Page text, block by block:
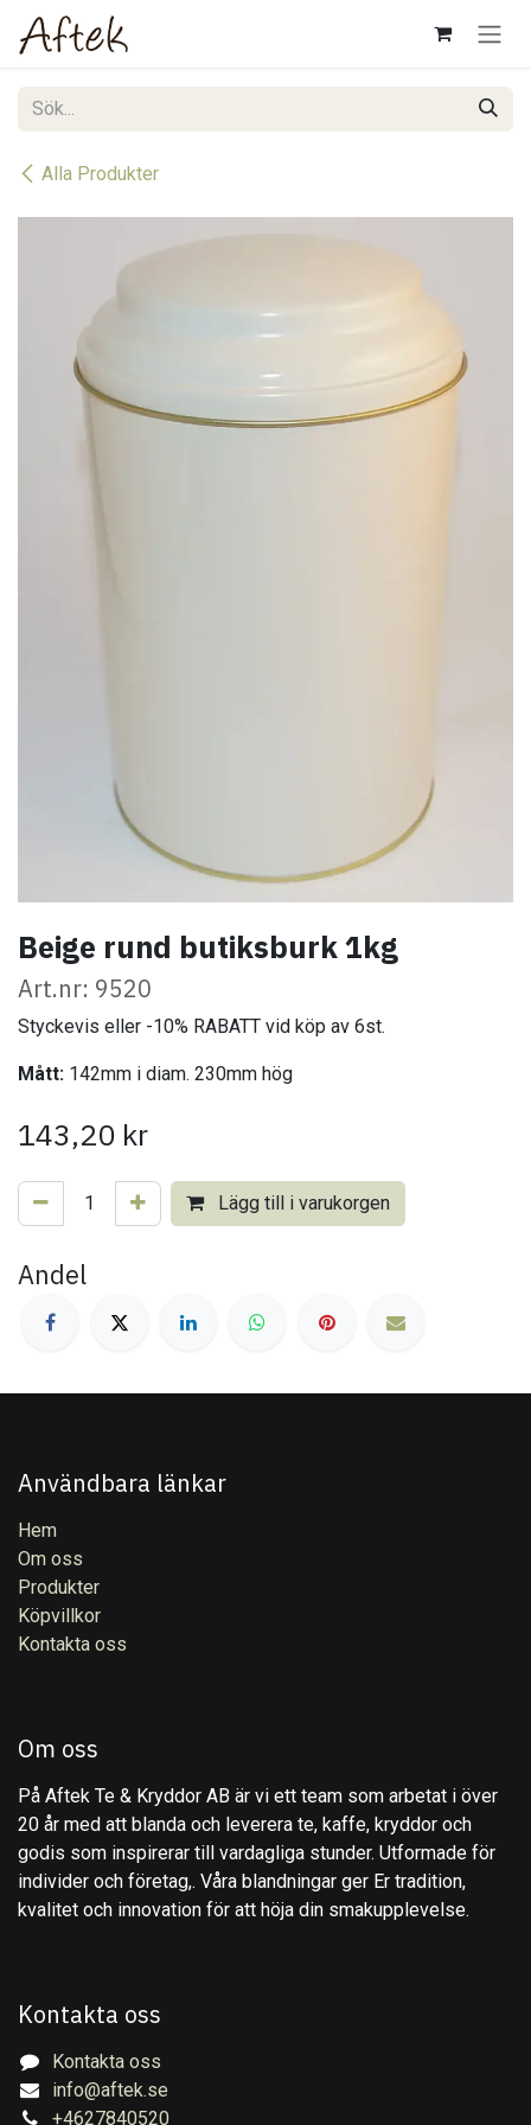
Hoppa till innehåll
Alla Produkter
Beige rund butiksburk 1kg
Art.nr: 9520
Styckevis eller -10% RABATT vid köp av 6st.
Mått: 142mm i diam. 230mm hög
143,20 kr
Lägg till i varukorgen
Andel
Användbara länkar
Hem
Om oss
Produkter
Köpvillkor
Kontakta oss
Om oss
På Aftek Te & Kryddor AB är vi ett team som arbetat i över
20 år med att blanda och leverera te, kaffe, kryddor och
godis som inspirerar till vardagliga stunder. Utformade för
individer och företag,. Våra blandningar ger Er tradition,
kvalitet och innovation för att höja din smakupplevelse.
Kontakta oss
Kontakta oss
info@aftek.se
+4627840520